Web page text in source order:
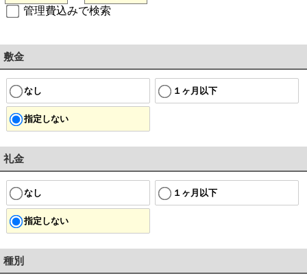
管理費込みで検索
敷金
なし １ヶ月以下
指定しない
礼金
なし １ヶ月以下
指定しない
種別